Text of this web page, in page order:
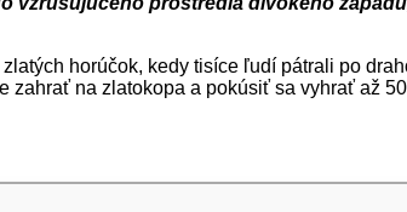
horúčok, kedy tisíce ľudí pátrali po
zahrať na zlatokopa a pokúsiť sa vyhrať až